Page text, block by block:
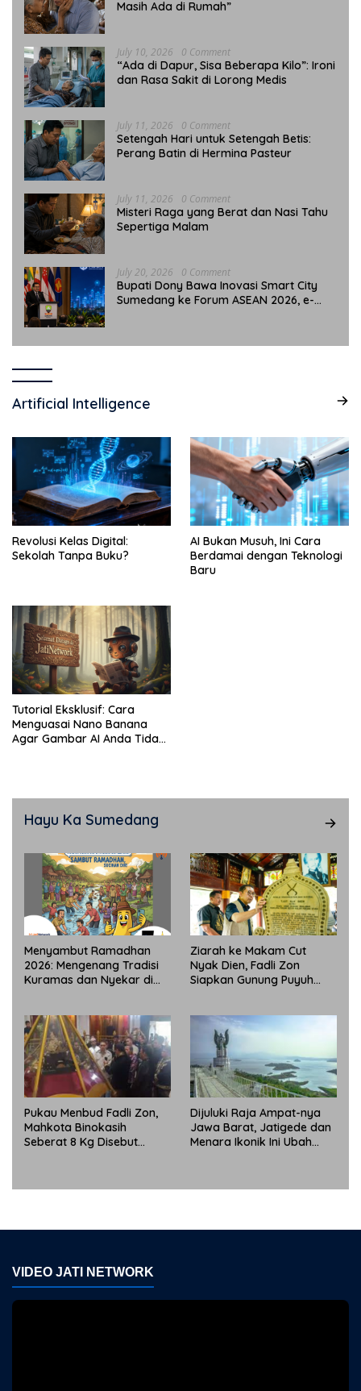
Masih Ada di Rumah”
July 10, 2026 0 Comment
“Ada di Dapur, Sisa Beberapa Kilo”: Ironi
dan Rasa Sakit di Lorong Medis
July 11, 2026 0 Comment
Setengah Hari untuk Setengah Betis:
Perang Batin di Hermina Pasteur
July 11, 2026 0 Comment
Misteri Raga yang Berat dan Nasi Tahu
Sepertiga Malam
July 20, 2026 0 Comment
Bupati Dony Bawa Inovasi Smart City
Sumedang ke Forum ASEAN 2026, e-
Artificial Intelligence
Revolusi Kelas Digital:
Sekolah Tanpa Buku?
AI Bukan Musuh, Ini Cara
Berdamai dengan Teknologi
Baru
Tutorial Eksklusif: Cara
Menguasai Nano Banana
Agar Gambar AI Anda Tidak
Hayu Ka Sumedang
Menyambut Ramadhan
2026: Mengenang Tradisi
Kuramas dan Nyekar di
Ziarah ke Makam Cut
Nyak Dien, Fadli Zon
Siapkan Gunung Puyuh
Pukau Menbud Fadli Zon,
Mahkota Binokasih
Seberat 8 Kg Disebut
Dijuluki Raja Ampat-nya
Jawa Barat, Jatigede dan
Menara Ikonik Ini Ubah
VIDEO JATI NETWORK